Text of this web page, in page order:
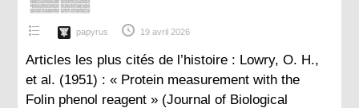
papyrus 19 avril 2026
Articles les plus cités de l’histoire : Lowry, O. H.,
et al. (1951) : « Protein measurement with the
Folin phenol reagent » (Journal of Biological